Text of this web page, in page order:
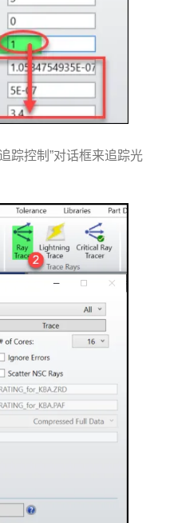
踪控制”对话框来追踪光